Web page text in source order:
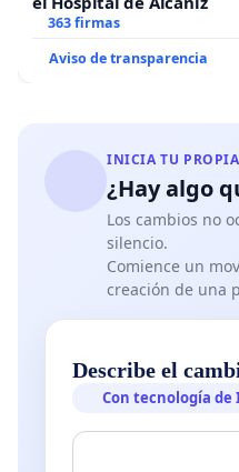
363 firmas
Aviso de transparencia
INICIA TU
¿Hay algo
Los cambios no
silencio.
Comience un
creación de una
Describe el
Con tecnología de